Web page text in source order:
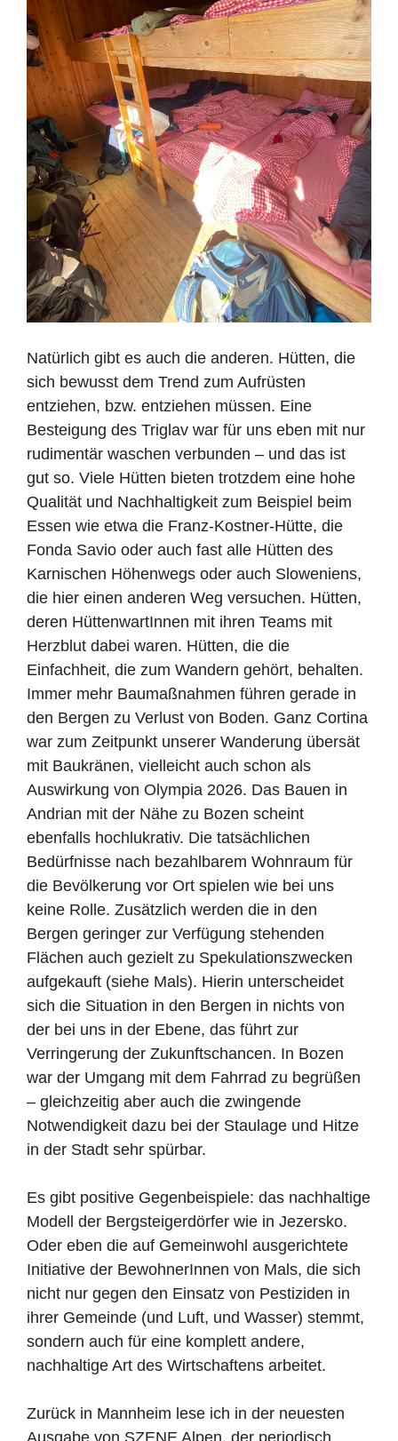
Natürlich gibt es auch die anderen. Hütten, die
sich bewusst dem Trend zum Aufrüsten
entziehen, bzw. entziehen müssen. Eine
Besteigung des Triglav war für uns eben mit nur
rudimentär waschen verbunden – und das ist
gut so. Viele Hütten bieten trotzdem eine hohe
Qualität und Nachhaltigkeit zum Beispiel beim
Essen wie etwa die Franz-Kostner-Hütte, die
Fonda Savio oder auch fast alle Hütten des
Karnischen Höhenwegs oder auch Sloweniens,
die hier einen anderen Weg versuchen. Hütten,
deren HüttenwartInnen mit ihren Teams mit
Herzblut dabei waren. Hütten, die die
Einfachheit, die zum Wandern gehört, behalten.
Immer mehr Baumaßnahmen führen gerade in
den Bergen zu Verlust von Boden. Ganz Cortina
war zum Zeitpunkt unserer Wanderung übersät
mit Baukränen, vielleicht auch schon als
Auswirkung von Olympia 2026. Das Bauen in
Andrian mit der Nähe zu Bozen scheint
ebenfalls hochlukrativ. Die tatsächlichen
Bedürfnisse nach bezahlbarem Wohnraum für
die Bevölkerung vor Ort spielen wie bei uns
keine Rolle. Zusätzlich werden die in den
Bergen geringer zur Verfügung stehenden
Flächen auch gezielt zu Spekulationszwecken
aufgekauft (siehe Mals). Hierin unterscheidet
sich die Situation in den Bergen in nichts von
der bei uns in der Ebene, das führt zur
Verringerung der Zukunftschancen. In Bozen
war der Umgang mit dem Fahrrad zu begrüßen
– gleichzeitig aber auch die zwingende
Notwendigkeit dazu bei der Staulage und Hitze
in der Stadt sehr spürbar.
Es gibt positive Gegenbeispiele: das nachhaltige
Modell der Bergsteigerdörfer wie in Jezersko.
Oder eben die auf Gemeinwohl ausgerichtete
Initiative der BewohnerInnen von Mals, die sich
nicht nur gegen den Einsatz von Pestiziden in
ihrer Gemeinde (und Luft, und Wasser) stemmt,
sondern auch für eine komplett andere,
nachhaltige Art des Wirtschaftens arbeitet.
Zurück in Mannheim lese ich in der neuesten
Ausgabe von SZENE Alpen, der periodisch